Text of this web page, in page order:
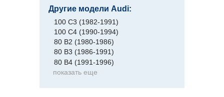
Другие модели Audi:
100 C3 (1982-1991)
100 C4 (1990-1994)
80 B2 (1980-1986)
80 B3 (1986-1991)
80 B4 (1991-1996)
показать еще